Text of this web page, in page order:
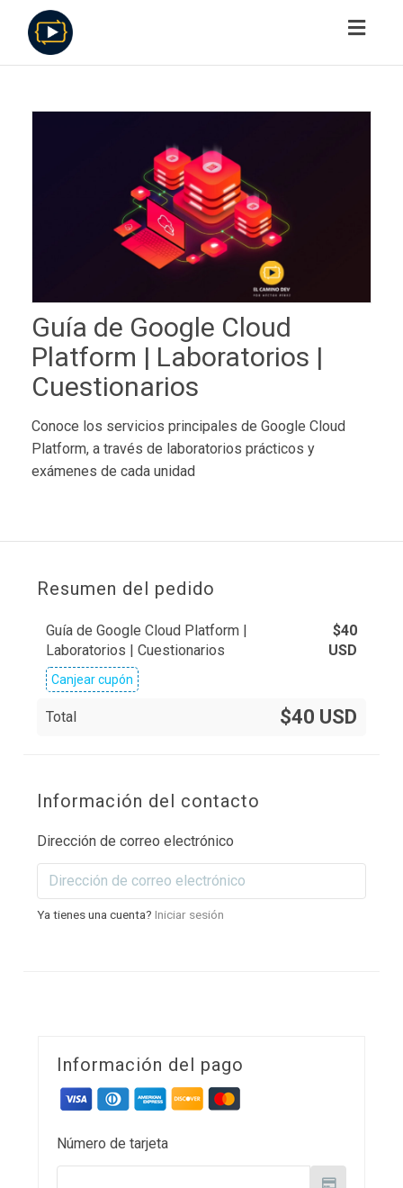
Guía de Google Cloud
Platform | Laboratorios |
Cuestionarios
Conoce los servicios principales de Google Cloud
Platform, a través de laboratorios prácticos y
exámenes de cada unidad
Resumen del pedido
Guía de Google Cloud Platform |
Laboratorios | Cuestionarios
$40
USD
Canjear cupón
Total $40 USD
Información del contacto
Dirección de correo electrónico
Ya tienes una cuenta? Iniciar sesión
Información del pago
Número de tarjeta